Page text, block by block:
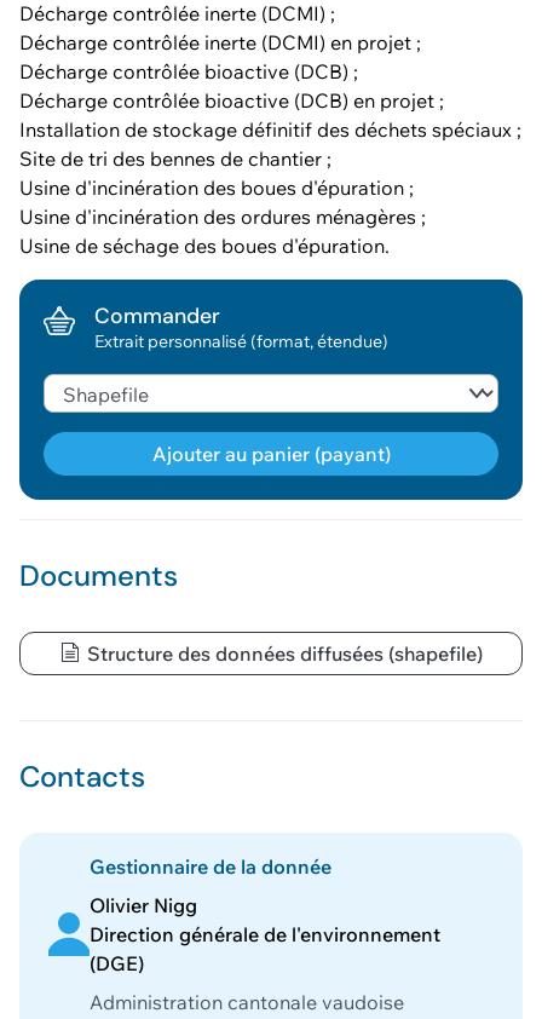
Décharge contrôlée inerte (DCMI) ;
Décharge contrôlée inerte (DCMI) en projet ;
Décharge contrôlée bioactive (DCB) ;
Décharge contrôlée bioactive (DCB) en projet ;
Installation de stockage définitif des déchets spéciaux ;
Site de tri des bennes de chantier ;
Usine d'incinération des boues d'épuration ;
Usine d'incinération des ordures ménagères ;
Usine de séchage des boues d'épuration.
Documents
Structure des données diffusées (shapefile)
Contacts
Gestionnaire de la donnée
Olivier Nigg
Direction générale de l'environnement
(DGE)
Administration cantonale vaudoise
Commander
Extrait personnalisé (format, étendue)
Ajouter au panier (payant)
Voir le panier